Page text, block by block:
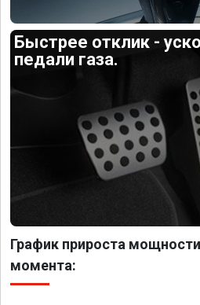
Быстрее отклик -
педали газа.
График прироста
момента: